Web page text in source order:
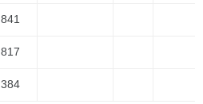
841
817
384